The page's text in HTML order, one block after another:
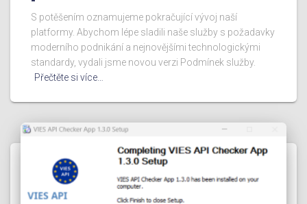
S potěšením oznamujeme pokračující vývoj naší
platformy. Abychom lépe sladili naše služby s požadavky
moderního podnikání a nejnovějšími technologickými
standardy, vydali jsme novou verzi Podmínek služby.
Přečtěte si více…